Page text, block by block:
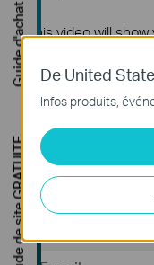
Subscription
De United
Infos produits,
Guide d'achat
Étude de site GRATUITE